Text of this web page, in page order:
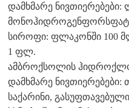
დამხმარე
მონოჰიდროგენფორსფატ
სიროფი: ფლაკონში 100
1 ფლ.
ამბროქსოლის
დამხმარე
საქარინი,